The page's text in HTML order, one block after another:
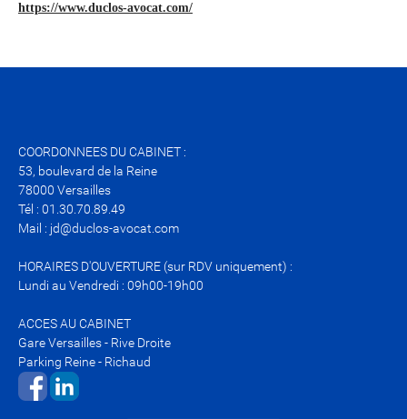
https://www.duclos-avocat.com/
COORDONNEES DU CABINET :
53, boulevard de la Reine
78000 Versailles
Tél : 01.30.70.89.49
Mail : jd@duclos-avocat.com
HORAIRES D'OUVERTURE (sur RDV uniquement) :
Lundi au Vendredi : 09h00-19h00
ACCES AU CABINET
Gare Versailles - Rive Droite
Parking Reine - Richaud